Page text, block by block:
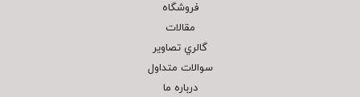
فروشگاه
مقالات
گالري تصاوير
سوالات متداول
درباره ما